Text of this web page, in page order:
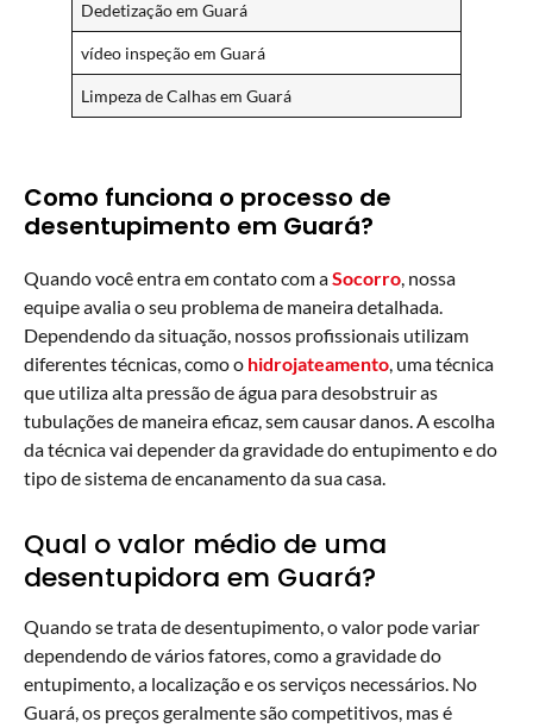
Dedetização em Guará
vídeo inspeção em Guará
Limpeza de Calhas em Guará
Como funciona o processo de
desentupimento em Guará?
Quando você entra em contato com aSocorro, nossa
equipe avalia o seu problema de maneira detalhada.
Dependendo da situação, nossos profissionais utilizam
diferentes técnicas, como o hidrojateamento, uma técnica
que utiliza alta pressão de água para desobstruir as
tubulações de maneira eficaz, sem causar danos. A escolha
da técnica vai depender da gravidade do entupimento e do
tipo de sistema de encanamento da sua casa.
Qual o valor médio de uma
desentupidora em Guará?
Quando se trata de desentupimento, o valor pode variar
dependendo de vários fatores, como a gravidade do
entupimento, a localização e os serviços necessários. No
Guará, os preços geralmente são competitivos, mas é